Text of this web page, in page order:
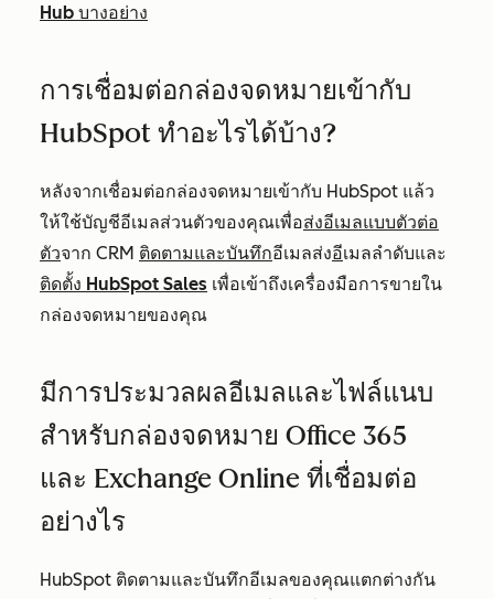
Hub บางอย่าง
การเชื่อมต่อกล่องจดหมายเข้ากับ
HubSpot ทำอะไรได้บ้าง?
หลังจากเชื่อมต่อกล่องจดหมายเข้ากับ HubSpot แล้ว
ให้ใช้บัญชีอีเมลส่วนตัวของคุณเพื่อส่งอีเมลแบบตัวต่อ
ตัวจาก CRM ติดตามและบันทึกอีเมลส่งอีเมลลำดับและ
ติดตั้ง HubSpot Sales เพื่อเข้าถึงเครื่องมือการขายใน
กล่องจดหมายของคุณ
มีการประมวลผลอีเมลและไฟล์แนบ
สำหรับกล่องจดหมาย Office 365
และ Exchange Online ที่เชื่อมต่อ
อย่างไร
HubSpot ติดตามและบันทึกอีเมลของคุณแตกต่างกัน